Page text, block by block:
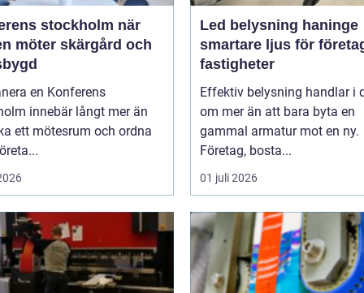
stockholm när
möter skärgård och
en Konferens
innebär långt mer än
ett mötesrum och ordna
Led belysning haninge
smartare ljus för
fastigheter
Effektiv belysning handlar i
om mer än att bara byta en
gammal armatur mot en ny.
Företag, bosta...
01 juli 2026